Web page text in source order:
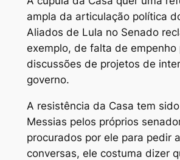
ampla da articulação política
Aliados de Lula no Senado
exemplo, de falta de empenho
discussões de projetos de
governo.
A resistência da Casa tem
Messias pelos próprios
procurados por ele para pedir
conversas, ele costuma dizer